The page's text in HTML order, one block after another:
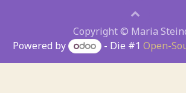
Copyright © Maria
Powered by
- Die #1 Open-